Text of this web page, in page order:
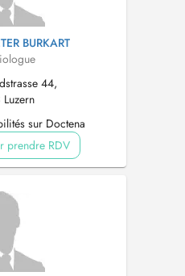
BURKART
44,
sur Doctena
prendre RDV